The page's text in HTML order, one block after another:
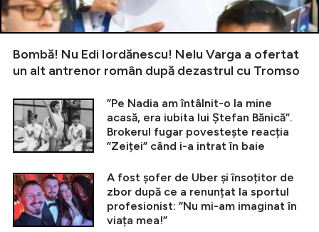
Bombă! Nu Edi Iordănescu! Nelu Varga a ofertat
un alt antrenor român după dezastrul cu Tromso
”Pe Nadia am întâlnit-o la mine
acasă, era iubita lui Ștefan Bănică”.
Brokerul fugar povestește reacția
”Zeiței” când i-a intrat în baie
A fost șofer de Uber și însoțitor de
zbor după ce a renunțat la sportul
profesionist: ”Nu mi-am imaginat în
viața mea!”